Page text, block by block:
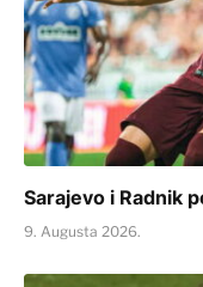
Sarajevo i Radnik
9. Augusta 2026.